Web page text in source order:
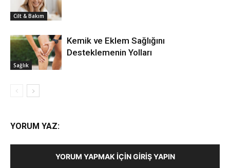
Cilt & Bakım
Sağlık
Kemik ve Eklem Sağlığını
Desteklemenin Yolları
YORUM YAZ:
YORUM YAPMAK İÇIN GIRIŞ YAPIN